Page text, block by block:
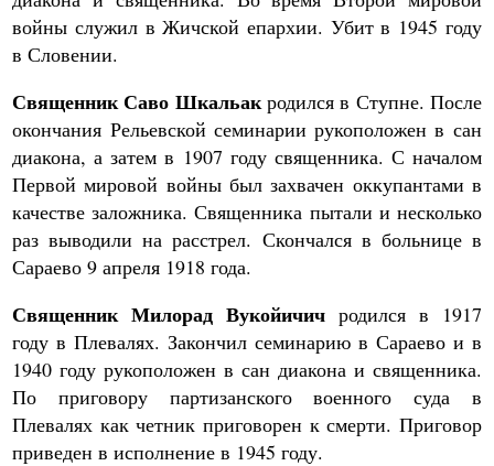
войны служил в Жичской епархии. Убит в 1945 году
в Словении.
Священник Саво Шкальакродился в Ступне. После
окончания Рельевской семинарии рукоположен в сан
диакона, а затем в 1907 году священника. С началом
Первой мировой войны был захвачен оккупантами в
качестве заложника. Священника пытали и несколько
раз выводили на расстрел. Скончался в больнице в
Сараево 9 апреля 1918 года.
Священник Милорад Вукойичич родился в 1917
году в Плевалях. Закончил семинарию в Сараево и в
1940 году рукоположен в сан диакона и священника.
По приговору партизанского военного суда в
Плевалях как четник приговорен к смерти. Приговор
приведен в исполнение в 1945 году.